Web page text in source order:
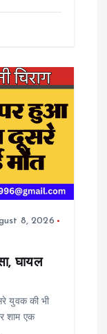
8, 2026
घायल
युवक की भी
शाम एक